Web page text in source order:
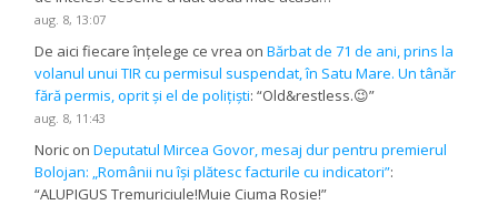
aug. 8, 13:07
De aici fiecare înțelege ce vrea onBărbat de 71 de ani, prins la
volanul unui TIR cu permisul suspendat, în Satu Mare. Un tânăr
fără permis, oprit și el de polițiști: “Old&restless.😉”
aug. 8, 11:43
Noric onDeputatul Mircea Govor, mesaj dur pentru premierul
Bolojan: „Românii nu își plătesc facturile cu indicatori”:
“ALUPIGUS Tremuriciule!Muie Ciuma Rosie!”